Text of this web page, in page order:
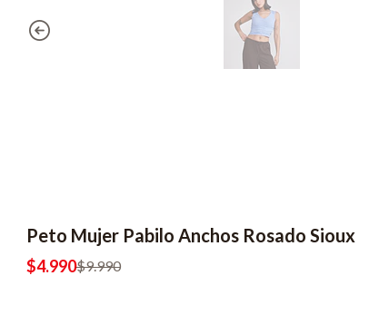
-50% OFF
2x6990
Peto Mujer Pabilo Anchos Rosado Sioux
$4.990$9.990